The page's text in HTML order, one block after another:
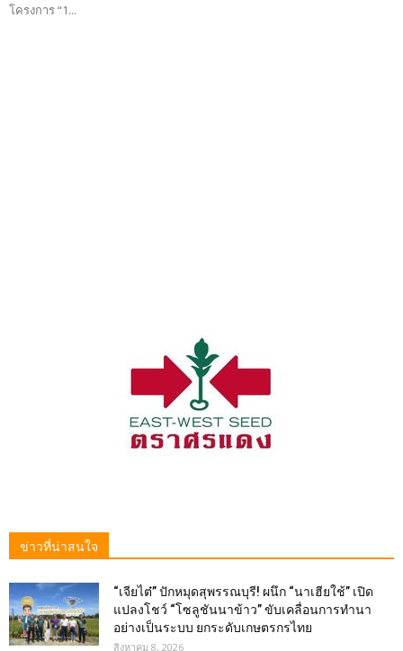
โครงการ “1...
ข่าวที่น่าสนใจ
“เจียไต๋” ปักหมุดสุพรรณบุรี! ผนึก “นาเฮียใช้” เปิด
แปลงโชว์ “โซลูชันนาข้าว” ขับเคลื่อนการทำนา
อย่างเป็นระบบ ยกระดับเกษตรกรไทย
สิงหาคม 8, 2026